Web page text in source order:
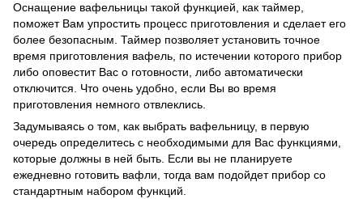
Оснащение вафельницы такой функцией, как таймер,
поможет Вам упростить процесс приготовления и сделает его
более безопасным. Таймер позволяет установить точное
время приготовления вафель, по истечении которого прибор
либо оповестит Вас о готовности, либо автоматически
отключится. Что очень удобно, если Вы во время
приготовления немного отвлеклись.
Задумываясь о том, как выбрать вафельницу, в первую
очередь определитесь с необходимыми для Вас функциями,
которые должны в ней быть. Если вы не планируете
ежедневно готовить вафли, тогда вам подойдет прибор со
стандартным набором функций.